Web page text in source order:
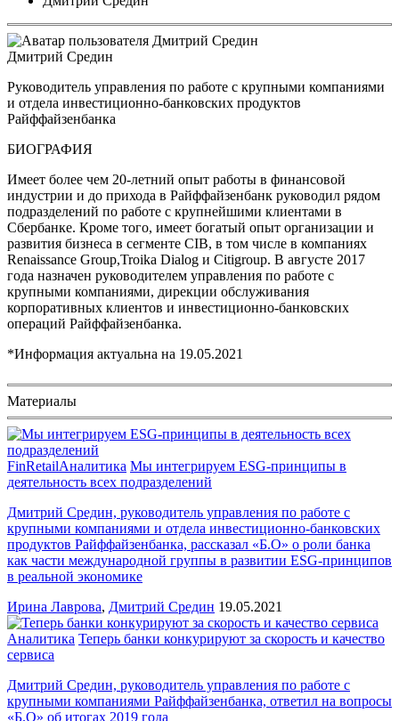
Дмитрий Средин
Руководитель управления по работе с крупными компаниями
и отдела инвестиционно-банковских продуктов
Райффайзенбанка
БИОГРАФИЯ
Имеет более чем 20-летний опыт работы в финансовой
индустрии и до прихода в Райффайзенбанк руководил рядом
подразделений по работе с крупнейшими клиентами в
Сбербанке. Кроме того, имеет богатый опыт организации и
развития бизнеса в сегменте CIB, в том числе в компаниях
Renaissance Group,Troika Dialog и Citigroup. В августе 2017
года назначен руководителем управления по работе с
крупными компаниями, дирекции обслуживания
корпоративных клиентов и инвестиционно-банковских
операций Райффайзенбанка.
*Информация актуальна на 19.05.2021
Материалы
FinRetailАналитика Мы интегрируем ESG-принципы в
деятельность всех подразделений
Дмитрий Средин, руководитель управления по работе с
крупными компаниями и отдела инвестиционно-банковских
продуктов Райффайзенбанка, рассказал «Б.О» о роли банка
как части международной группы в развитии ESG-принципов
в реальной экономике
Ирина Лаврова, Дмитрий Средин 19.05.2021
Аналитика Теперь банки конкурируют за скорость и качество
сервиса
Дмитрий Средин, руководитель управления по работе с
крупными компаниями Райффайзенбанка, ответил на вопросы
«Б.О» об итогах 2019 года